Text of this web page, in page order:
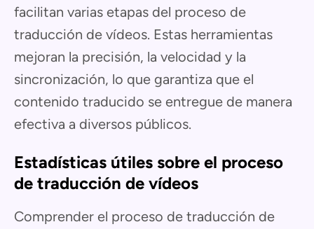
facilitan varias etapas del proceso de
traducción de vídeos. Estas herramientas
mejoran la precisión, la velocidad y la
sincronización, lo que garantiza que el
contenido traducido se entregue de manera
efectiva a diversos públicos.
Estadísticas útiles sobre el proceso
de traducción de vídeos
Comprender el proceso de traducción de